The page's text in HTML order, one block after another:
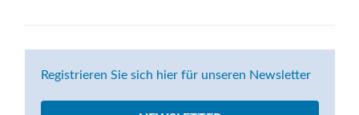
Registrieren Sie sich hier für unseren Newsletter